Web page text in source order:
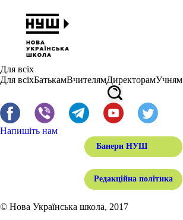
Для всіх
Для всіхБатькамВчителямДиректорамУчням
Напишіть нам
Банери НУШ
Редакційна політика
© Нова Українська школа, 2017